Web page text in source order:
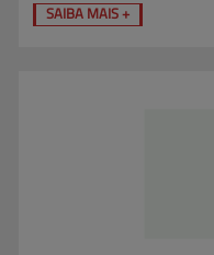
SAIBA MAIS +